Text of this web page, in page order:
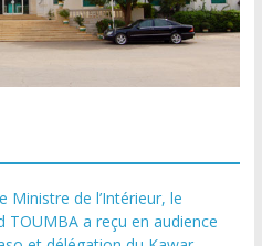
Ministre de l’Intérieur, le
a reçu en audience